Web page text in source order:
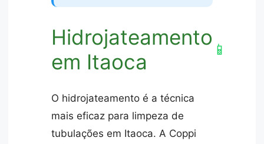
Hidrojateamento
em Itaoca
📱
O hidrojateamento é a técnica
mais eficaz para limpeza de
tubulações em Itaoca. A Coppi